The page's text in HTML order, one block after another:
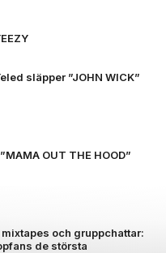
släpper ”JOHN WICK”
OUT THE HOOD”
och gruppchattar:
de största